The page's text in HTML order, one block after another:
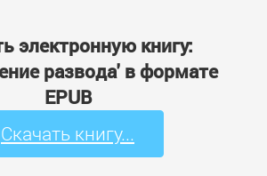
электронную книгу:
развода' в формате
EPUB
Скачать книгу...